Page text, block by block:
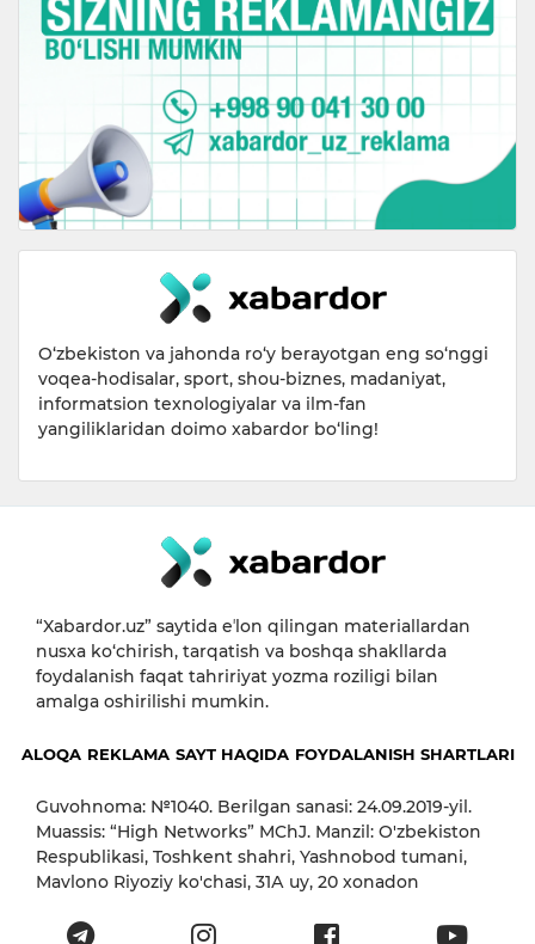
O‘zbekiston va jahonda ro‘y berayotgan eng so‘nggi
voqea-hodisalar, sport, shou-biznes, madaniyat,
informatsion texnologiyalar va ilm-fan
yangiliklaridan doimo xabardor bo‘ling!
“Xabardor.uz” saytida eʼlon qilingan materiallardan
nusxa ko‘chirish, tarqatish va boshqa shakllarda
foydalanish faqat tahririyat yozma roziligi bilan
amalga oshirilishi mumkin.
ALOQA REKLAMA SAYT HAQIDA FOYDALANISH SHARTLARI
Guvohnoma: №1040. Berilgan sanasi: 24.09.2019-yil.
Muassis: “High Networks” MChJ. Manzil: O'zbekiston
Respublikasi, Toshkent shahri, Yashnobod tumani,
Mavlono Riyoziy ko'chasi, 31А uy, 20 xonadon